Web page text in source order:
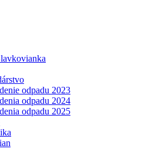
odpadu 2023
odpadu 2024
odpadu 2025